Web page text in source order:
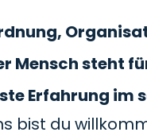
Mensch steht
Erfahrung im
bist du